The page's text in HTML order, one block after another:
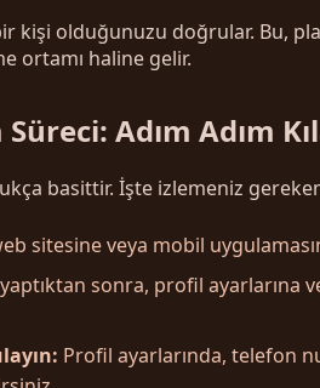
kişi olduğunuzu doğrular. Bu,
ortamı haline gelir.
Adım Adım
basittir. İşte izlemeniz
sitesine veya mobil
sonra, profil ayarlarına
Profil ayarlarında, telefon